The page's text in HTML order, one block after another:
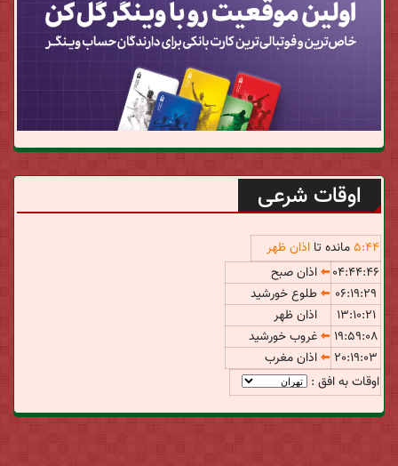
اوقات شرعی
5:44 مانده تا اذان ظهر
04:44:46
اذان صبح
06:19:29
طلوع خورشید
13:10:21
اذان ظهر
19:59:08
غروب خورشید
20:19:03
اذان مغرب
اوقات به افق :